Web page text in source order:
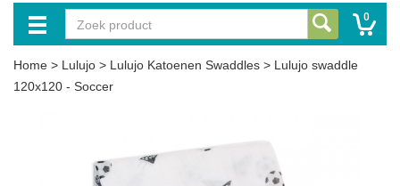
0
Home > Lulujo > Lulujo Katoenen Swaddles > Lulujo swaddle
120x120 - Soccer